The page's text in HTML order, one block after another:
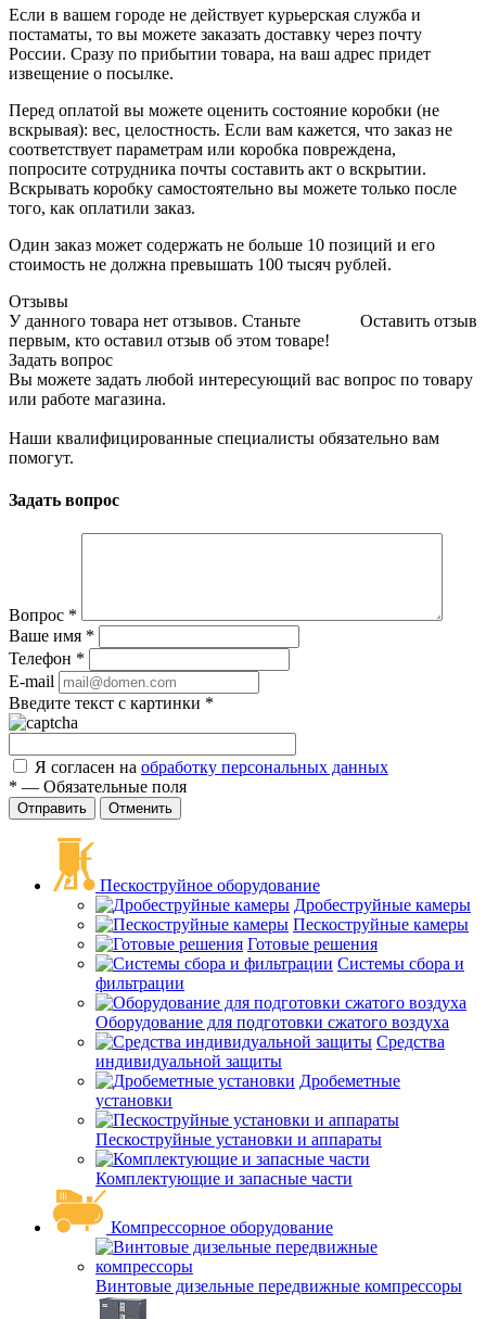
Если в вашем городе не действует курьерская служба и
постаматы, то вы можете заказать доставку через почту
России. Сразу по прибытии товара, на ваш адрес придет
извещение о посылке.
Перед оплатой вы можете оценить состояние коробки (не
вскрывая): вес, целостность. Если вам кажется, что заказ не
соответствует параметрам или коробка повреждена,
попросите сотрудника почты составить акт о вскрытии.
Вскрывать коробку самостоятельно вы можете только после
того, как оплатили заказ.
Один заказ может содержать не больше 10 позиций и его
стоимость не должна превышать 100 тысяч рублей.
Отзывы
Оставить отзыв
У данного товара нет отзывов. Станьте
первым, кто оставил отзыв об этом товаре!
Задать вопрос
Вы можете задать любой интересующий вас вопрос по товару
или работе магазина.
Наши квалифицированные специалисты обязательно вам
помогут.
Задать вопрос
Вопрос *
Ваше имя *
Телефон *
E-mail
Введите текст с картинки *
Я согласен на обработку персональных данных
* — Обязательные поля
Отправить Отменить
Пескоструйное оборудование
Дробеструйные камеры
Пескоструйные камеры
Готовые решения
Системы сбора и
фильтрации
Оборудование для подготовки сжатого воздуха
Средства
индивидуальной защиты
Дробеметные
установки
Пескоструйные установки и аппараты
Комплектующие и запасные части
Компрессорное оборудование
Винтовые дизельные передвижные компрессоры